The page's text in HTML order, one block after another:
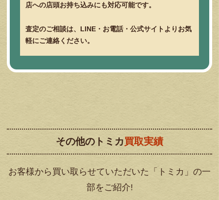
店への店頭お持ち込みにも対応可能です。
査定のご相談は、LINE・お電話・公式サイトよりお気
軽にご連絡ください。
その他のトミカ買取実績
お客様から買い取らせていただいた「トミカ」の一
部をご紹介!